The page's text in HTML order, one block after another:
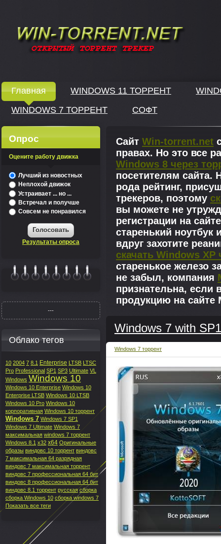
Главная WINDOWS 11 ТОРРЕНТ
WINDOWS 7 ТОРРЕНТ
СОФТ
Сайт Win-torrent.net
правах. Но это все
Windows 8 через
посетителям сайта.
рода рейтинг,
трекеров, поэтому
вы можете не
регистрации на
старенький
вдруг захотите
скачать Windows XP
старенькое железо
не забыл, компания
признательна, если
продукцию на сайте
Windows 7 with
Windows 7 торрент
Опрос
Оцените работу движка
Лучший из новостных
Неплохой движок
Устраивает ... но ...
Встречал и получше
Совсем не понравился
Голосовать
Результаты опроса
---
Облако тегов
10 2004 7 8.1 Enterprise LTSB LTSC
Pro Professional SP1 SP3 Ultimate VL
Windows Windows 10
Windows 10 Enterprise Windows 10
Enterprise LTSB Windows 10 LTSB
Windows 10 Pro Windows 10
корпоративная Windows 10 торрент
Windows 7 Windows 7 SP1
Windows 7 Ultimate Windows 7
максимальная windows 7 торрент
Windows 8.1 x32 x64 Оригинальные
образы виндовс 10 торрент виндовс
7 максимальная 64 разрядная
виндовс 7 максимальная торрент
виндовс 7 профессиональная 64 бит
виндовс 8 профессиональная 64 бит
виндовс 8.1 торрент русская сборка
сборка Windows 10 сборка windows 7
Показать все теги